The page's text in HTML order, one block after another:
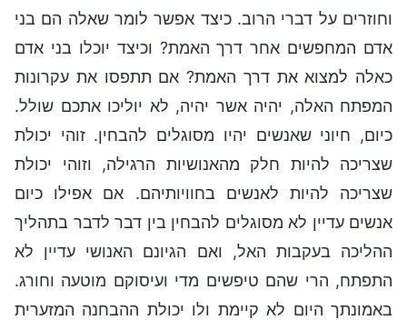
וחוזרים על דברי הרוב. כיצד אפשר לומר שאלה הם בני
אדם המחפשים אחר דרך האמת? וכיצד יוכלו בני אדם
כאלה למצוא את דרך האמת? אם תתפסו את עקרונות
המפתח האלה, יהיה אשר יהיה, לא יוליכו אתכם שולל.
כיום, חיוני שאנשים יהיו מסוגלים להבחין. זוהי יכולת
שצריכה להיות חלק מהאנושיות הרגילה, וזוהי יכולת
שצריכה להיות לאנשים בחוויותיהם. אם אפילו כיום
אנשים עדיין לא מסוגלים להבחין בין דבר לדבר בתהליך
ההליכה בעקבות האל, ואם הגיונם האנושי עדיין לא
התפתח, הרי שהם טיפשים מדי ועיסוקם מוטעה וחורג.
באמונתך היום לא קיימת ולו יכולת ההבחנה המזערית